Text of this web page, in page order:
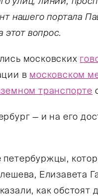
нашего портала
этот вопрос.
московских
в московском
транспорте
— и на его
Елизавета
как обстоят